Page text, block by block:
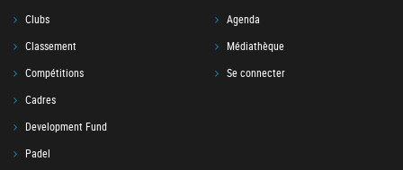
Clubs
Classement
Compétitions
Cadres
Development Fund
Padel
Agenda
Médiathèque
Se connecter